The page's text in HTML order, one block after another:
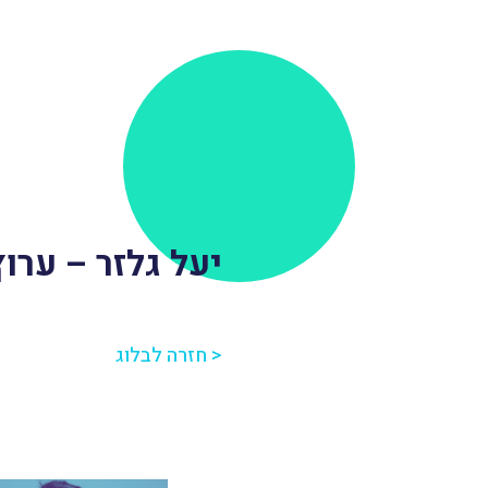
יעל גלזר – ערוץ 11 עם אורי
< חזרה לבלוג